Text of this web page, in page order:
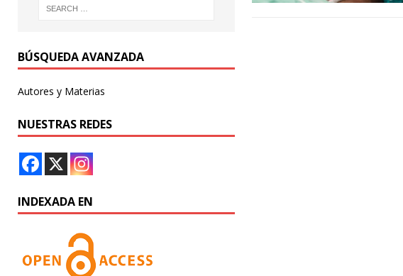
BÚSQUEDA AVANZADA
Autores y Materias
NUESTRAS REDES
INDEXADA EN